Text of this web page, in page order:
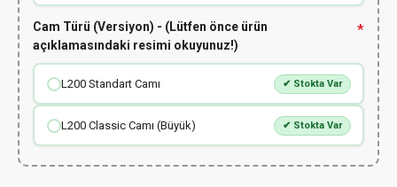
Cam Türü (Versiyon) - (Lütfen önce ürün
açıklamasındaki resimi okuyunuz!)
L200 Standart Camı ✔ Stokta Var
L200 Classic Camı (Büyük) ✔ Stokta Var